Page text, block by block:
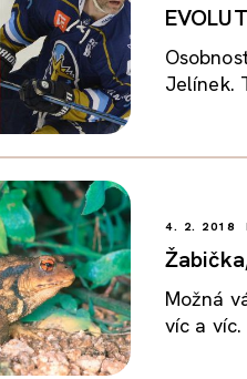
Jelínek.
4. 2. 2018
Možná
víc a